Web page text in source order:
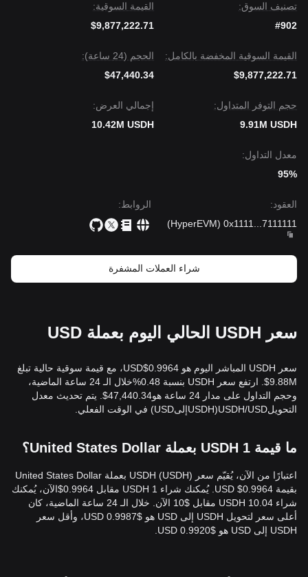
تصنيف السوق:
#902
القيمة السوقية:
$9,877,222.71
القيمة السوقية المخفضة بالكامل:
$9,877,222.71
الحجم (24 ساعة):
$47,440.34
حجم التوفر المتداول:
9.91M USDH
إجمالي العرض:
10.42M USDH
معدل التداول:
95%
العقود:
0x1111
7111111
(
HyperEVM
)
الروابط:
شراء العملات المشفرة
سعر USDH الحالي اليوم بعملة USD
سعر USDH المباشر اليوم هو 0.9964$USD، مع قيمة سوقية حالية تبلغ
9.88M$. ارتفع سعر USDH بنسبة 0.48%خلال الـ 24 ساعة الماضية،
وحجم التداول على مدار 24 ساعة هو47,440.34$. يتم تحديث معدل
التحويلUSDH/USD(USDHإلىUSD) في الوقت الفعلي.
ما قيمة 1 USDH بعملة United States Dollar؟
اعتبارًا من الآن، يُقيّم سعر USDH (USDH) بعملة United States Dollar
بقيمة 0.9964$ USD. يُمكنك شراء 1 USDH مقابل 0.9964$الآن، يُمكنك
شراء 10.04 USDH مقابل $10 الآن. خلال الـ 24 ساعة الماضية، كان
أعلى سعر لتحويل USDH إلى USD هو $0.9987 USD، وأقل سعر
USDH إلى USD هو $0.9920 USD.